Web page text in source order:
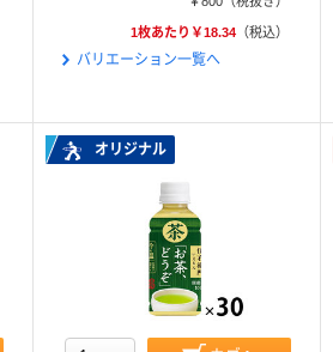
1枚あたり￥18.34（税込）
バリエーション一覧へ
オリジナル